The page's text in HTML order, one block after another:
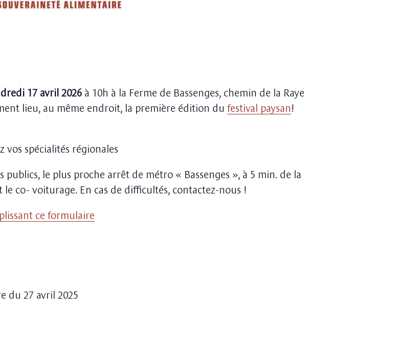
17 avril 2026 à 10h à la Ferme de Bassenges, chemin de la Raye
lieu, au même endroit, la première édition du festival paysan!
vos spécialités régionales
le plus proche arrêt de métro « Bassenges », à 5 min. de la
co- voiturage. En cas de difficultés, contactez-nous !
ce formulaire
du 27 avril 2025